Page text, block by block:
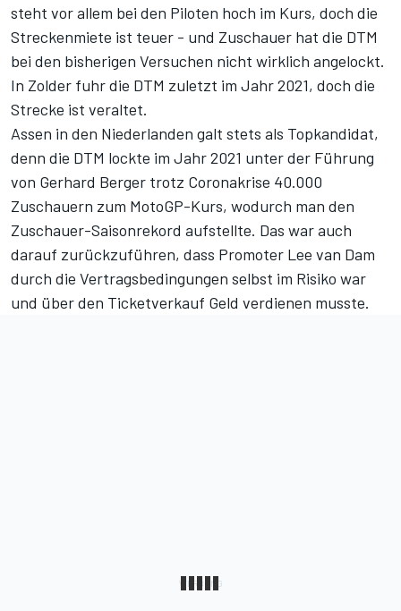
steht vor allem bei den Piloten hoch im Kurs, doch die
Streckenmiete ist teuer - und Zuschauer hat die DTM
bei den bisherigen Versuchen nicht wirklich angelockt.
In Zolder fuhr die DTM zuletzt im Jahr 2021, doch die
Strecke ist veraltet.
Assen in den Niederlanden galt stets als Topkandidat,
denn die DTM lockte im Jahr 2021 unter der Führung
von Gerhard Berger trotz Coronakrise 40.000
Zuschauern zum MotoGP-Kurs, wodurch man den
Zuschauer-Saisonrekord aufstellte. Das war auch
darauf zurückzuführen, dass Promoter Lee van Dam
durch die Vertragsbedingungen selbst im Risiko war
und über den Ticketverkauf Geld verdienen musste.